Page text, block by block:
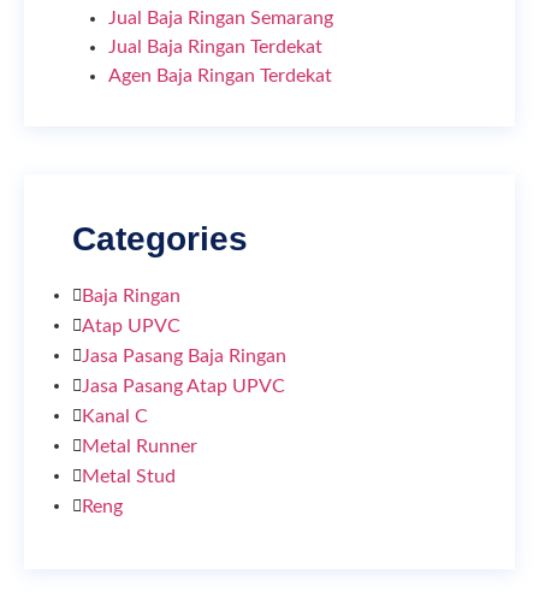
Jual Baja Ringan Semarang
Jual Baja Ringan Terdekat
Agen Baja Ringan Terdekat
Categories
Baja Ringan
Atap UPVC
Jasa Pasang Baja Ringan
Jasa Pasang Atap UPVC
Kanal C
Metal Runner
Metal Stud
Reng